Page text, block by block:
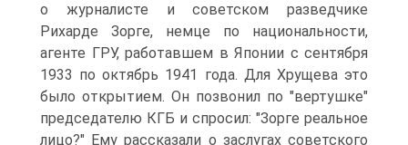
о журналисте и советском разведчике
Рихарде Зорге, немце по национальности,
агенте ГРУ, работавшем в Японии с сентября
1933 по октябрь 1941 года. Для Хрущева это
было открытием. Он позвонил по "вертушке"
председателю КГБ и спросил: "Зорге реальное
лицо?" Ему рассказали о заслугах советского